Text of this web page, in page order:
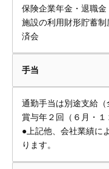
保険企業年金・退職
施設の利用財形貯蓄
済会
手当
通勤手当は別途支給（
賞与年２回（６月・１
●上記他、会社業績に
ります。